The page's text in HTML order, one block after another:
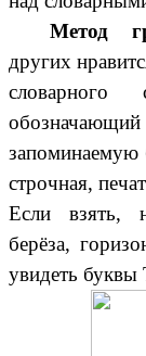
Метод
других
запоминаемую
строчная,
Если взять,
берёза,
увидеть